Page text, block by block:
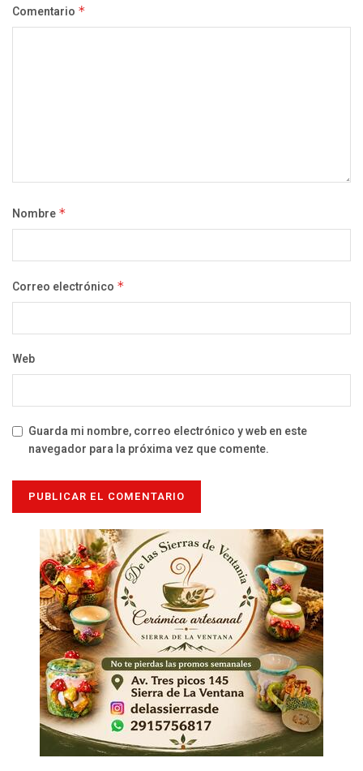
Comentario *
Nombre *
Correo electrónico *
Web
Guarda mi nombre, correo electrónico y web en este
navegador para la próxima vez que comente.